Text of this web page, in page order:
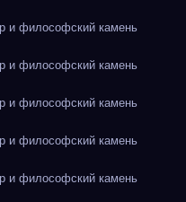
и философский камень
и философский камень
и философский камень
и философский камень
и философский камень